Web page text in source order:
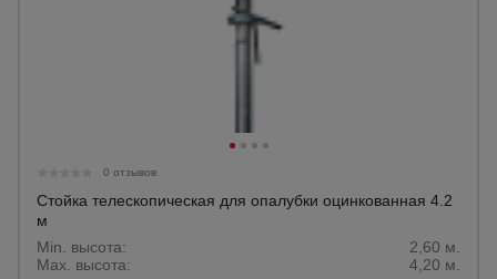
0 отзывов
Стойка телескопическая для опалубки оцинкованная 4.2
м
Min. высота:
2,60 м.
Max. высота:
4,20 м.